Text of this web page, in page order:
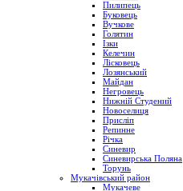
Пилипець
Буковець
Вучкове
Голятин
Ізки
Келечин
Лісковець
Лозянський
Майдан
Негровець
Нижній Студений
Новоселиця
Присліп
Репинне
Річка
Синевир
Синевирська Поляна
Торунь
Мукачівський район
Мукачеве